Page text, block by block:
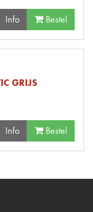
Info Bestel
GRIJS
Info Bestel